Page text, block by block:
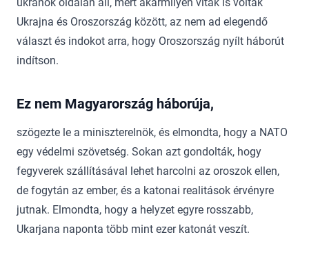
Ukrajna és Oroszország között, az nem ad elegendő
választ és indokot arra, hogy Oroszország nyílt háborút
indítson.
Ez nem Magyarország háborúja,
szögezte le a miniszterelnök, és elmondta, hogy a NATO
egy védelmi szövetség. Sokan azt gondolták, hogy
fegyverek szállításával lehet harcolni az oroszok ellen,
de fogytán az ember, és a katonai realitások érvényre
jutnak. Elmondta, hogy a helyzet egyre rosszabb,
Ukarjana naponta több mint ezer katonát veszít.